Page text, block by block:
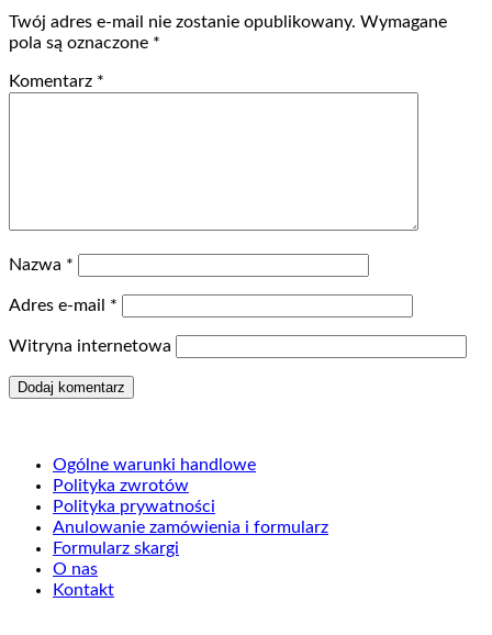
Twój adres e-mail nie zostanie opublikowany. Wymagane
pola są oznaczone *
Komentarz *
Nazwa *
Adres e-mail *
Witryna internetowa
Ogólne warunki handlowe
Polityka zwrotów
Polityka prywatności
Anulowanie zamówienia i formularz
Formularz skargi
O nas
Kontakt